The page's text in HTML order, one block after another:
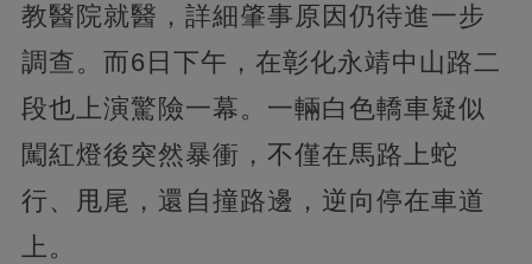
教醫院就醫，詳細肇事原因仍待進一步
調查。而6日下午，在彰化永靖中山路二
段也上演驚險一幕。一輛白色轎車疑似
闖紅燈後突然暴衝，不僅在馬路上蛇
行、甩尾，還自撞路邊，逆向停在車道
上。